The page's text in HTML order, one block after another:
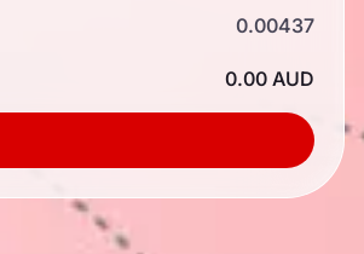
0.00437
0.00 AUD